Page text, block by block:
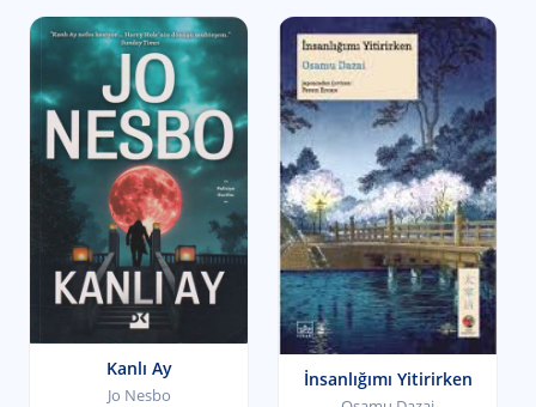
Kanlı Ay
Jo Nesbo
İnsanlığımı Yitirirken